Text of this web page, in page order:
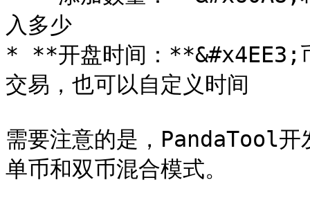
入多少
* **开盘时间：**&#x4EE3;
交易，也可以自定义时间
需要注意的是，PandaTool开
单币和双币混合模式。